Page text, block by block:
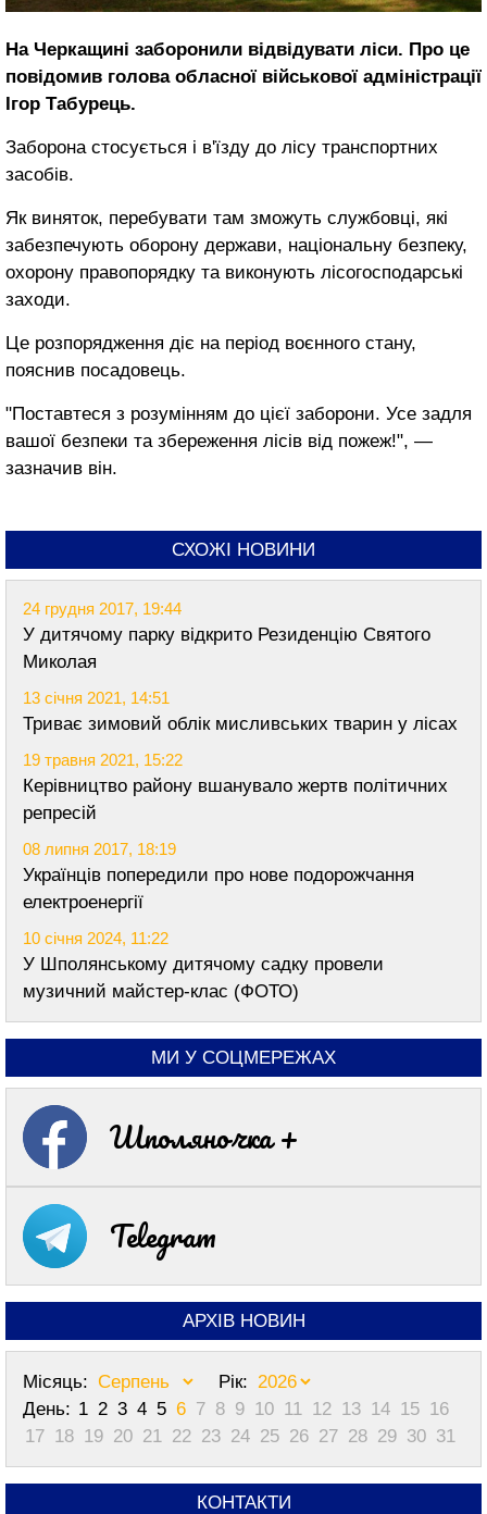
На Черкащині заборонили відвідувати ліси. Про це
повідомив голова обласної військової адміністрації
Ігор Табурець.
Заборона стосується і в'їзду до лісу транспортних
засобів.
Як виняток, перебувати там зможуть службовці, які
забезпечують оборону держави, національну безпеку,
охорону правопорядку та виконують лісогосподарські
заходи.
Це розпорядження діє на період воєнного стану,
пояснив посадовець.
"Поставтеся з розумінням до цієї заборони. Усе задля
вашої безпеки та збереження лісів від пожеж!", —
зазначив він.
СХОЖІ НОВИНИ
24 грудня 2017, 19:44
У дитячому парку відкрито Резиденцію Святого
Миколая
13 січня 2021, 14:51
Триває зимовий облік мисливських тварин у лісах
19 травня 2021, 15:22
Керівництво району вшанувало жертв політичних
репресій
08 липня 2017, 18:19
Українців попередили про нове подорожчання
електроенергії
10 січня 2024, 11:22
У Шполянському дитячому садку провели
музичний майстер-клас (ФОТО)
МИ У СОЦМЕРЕЖАХ
Шполяночка +
Telegram
АРХІВ НОВИН
Місяць:
Рік:
День: 1 2 3 4 5 6 7 8 9 10 11 12 13 14 15 16
17 18 19 20 21 22 23 24 25 26 27 28 29 30 31
КОНТАКТИ